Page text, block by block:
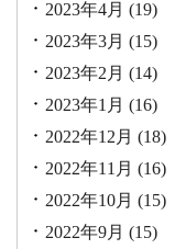
2023年4月 (19)
2023年3月 (15)
2023年2月 (14)
2023年1月 (16)
2022年12月 (18)
2022年11月 (16)
2022年10月 (15)
2022年9月 (15)